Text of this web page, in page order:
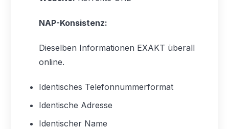
NAP-Konsistenz:
Dieselben Informationen EXAKT überall
online.
Identisches Telefonnummerformat
Identische Adresse
Identischer Name